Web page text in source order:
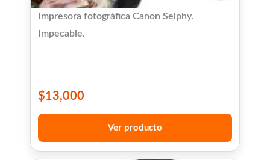
Impresora fotográfica Canon Selphy.
Impecable.
$13,000
Ver producto